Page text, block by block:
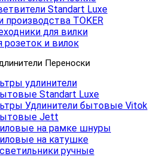
Standart Luxe
производства TOKER
для вилки
розеток и вилок
Переноски
удлинители
Standart Luxe
Удлинители бытовые Vitok
Jett
на рамке шнуры
на катушке
ручные